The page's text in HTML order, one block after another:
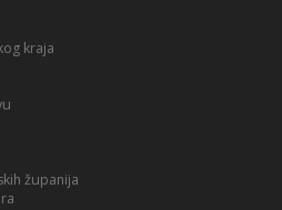
kraja
županija